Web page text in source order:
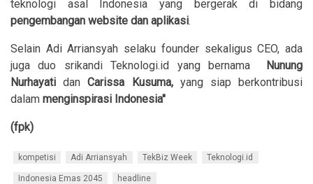
teknologi asal Indonesia yang bergerak di bidang
pengembangan website dan aplikasi.
Selain Adi Arriansyah selaku founder sekaligus CEO, ada
juga duo srikandi Teknologi.id yang bernama
Nunung
Nurhayati danCarissa Kusuma, yang siap berkontribusi
dalam menginspirasi Indonesia"
(fpk)
kompetisi Adi Arriansyah TekBiz Week Teknologi.id
Indonesia Emas 2045 headline